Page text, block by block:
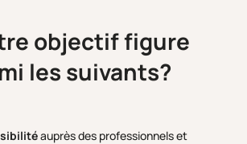
objectif figure
les suivants?
auprès des professionnels et